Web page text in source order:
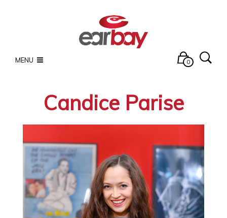
MENU 0
Candice Parise